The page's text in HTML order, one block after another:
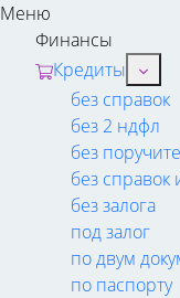
Меню
Финансы
Кредиты
без справок
без 2 ндфл
без
без справок
без залога
под залог
по двум
по паспорту